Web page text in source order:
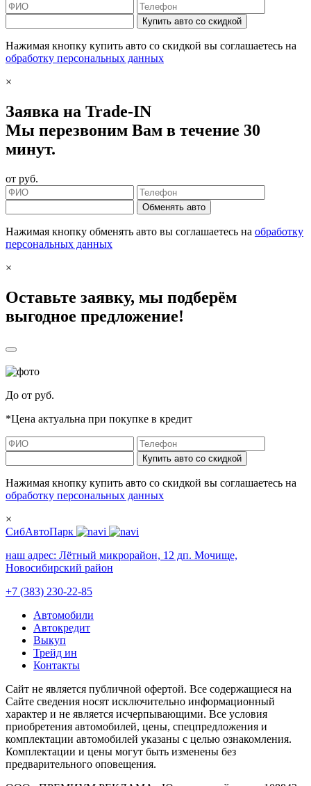
Купить авто со скидкой
Нажимая кнопку купить авто со скидкой вы соглашаетесь на
обработку персональных данных
×
Заявка на Trade-IN
Мы перезвоним Вам в течение 30
минут.
от руб.
Обменять авто
Нажимая кнопку обменять авто вы соглашаетесь на обработку
персональных данных
×
Оставьте заявку, мы подберём
выгодное предложение!
До от руб.
*Цена актуальна при покупке в кредит
Купить авто со скидкой
Нажимая кнопку купить авто со скидкой вы соглашаетесь на
обработку персональных данных
×
СибАвтоПарк
наш адрес: Лётный микрорайон, 12 дп. Мочище,
Новосибирский район
+7 (383) 230-22-85
Автомобили
Автокредит
Выкуп
Трейд ин
Контакты
Cайт не является публичной офертой. Все содержащиеся на
Сайте сведения носят исключительно информационный
характер и не является исчерпывающими. Все условия
приобретения автомобилей, цены, спецпредложения и
комплектации автомобилей указаны с целью ознакомления.
Комплектации и цены могут быть изменены без
предварительного оповещения.